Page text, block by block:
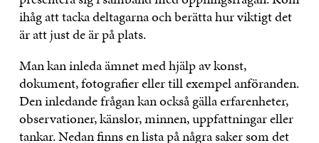
ihåg att tacka deltagarna och berätta hur viktigt det
är att just de är på plats.
Man kan inleda ämnet med hjälp av konst,
dokument, fotografier eller till exempel anföranden.
Den inledande frågan kan också gälla erfarenheter,
observationer, känslor, minnen, uppfattningar eller
tankar. Nedan finns en lista på några saker som det